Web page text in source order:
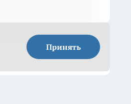
Принять